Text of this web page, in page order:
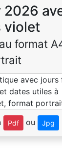
violet
format
Pdf ou Jpg